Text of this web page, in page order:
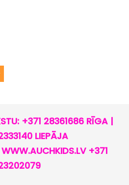
+371 28361686 RĪGA |
LIEPĀJA
WWW.AUCHKIDS.LV +371